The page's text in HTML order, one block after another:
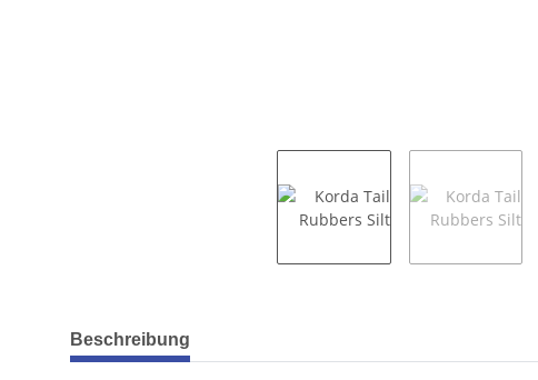
weitere Registerkarten anzeigen
Beschreibung